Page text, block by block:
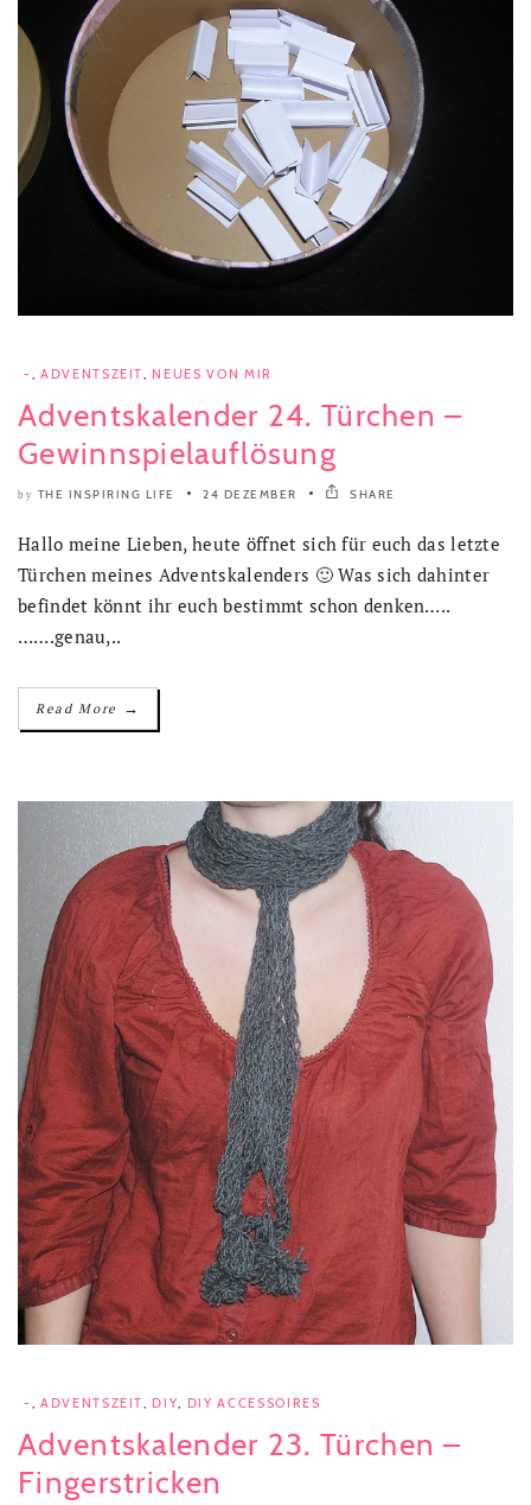
- , ADVENTSZEIT, NEUES VON MIR
Adventskalender 24. Türchen –
Gewinnspielauflösung
by THE INSPIRING LIFE 24 DEZEMBER SHARE
Hallo meine Lieben, heute öffnet sich für euch das letzte
Türchen meines Adventskalenders 🙂 Was sich dahinter
befindet könnt ihr euch bestimmt schon denken…..
…….genau,..
Read More →
- ADVENTSZEIT DIY DIY ACCESSOIRES
Adventskalender 23. Türchen –
Fingerstricken